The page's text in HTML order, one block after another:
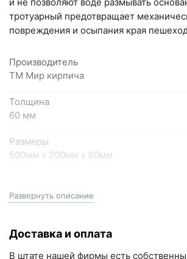
Написать на почту
Самарская область, Волжский
Преображенка, улица Ленинская,
пн-пт с 9:00 до 18:00, сб с 10:00 до 16:00
+7 (846) 215-18-18
+7 (993) 993-77-44
Написать в Telegram
г.Самара, ул. Садовая, дом 199,
тротуарный предотвращает
повреждения и осыпания края
Производитель
ТМ Мир кирпича
Толщина
60 мм
Размеры
500мм х 200мм х 60мм
100 шт
серый
Развернуть описание
Доставка и оплата
В штате нашей фирмы есть